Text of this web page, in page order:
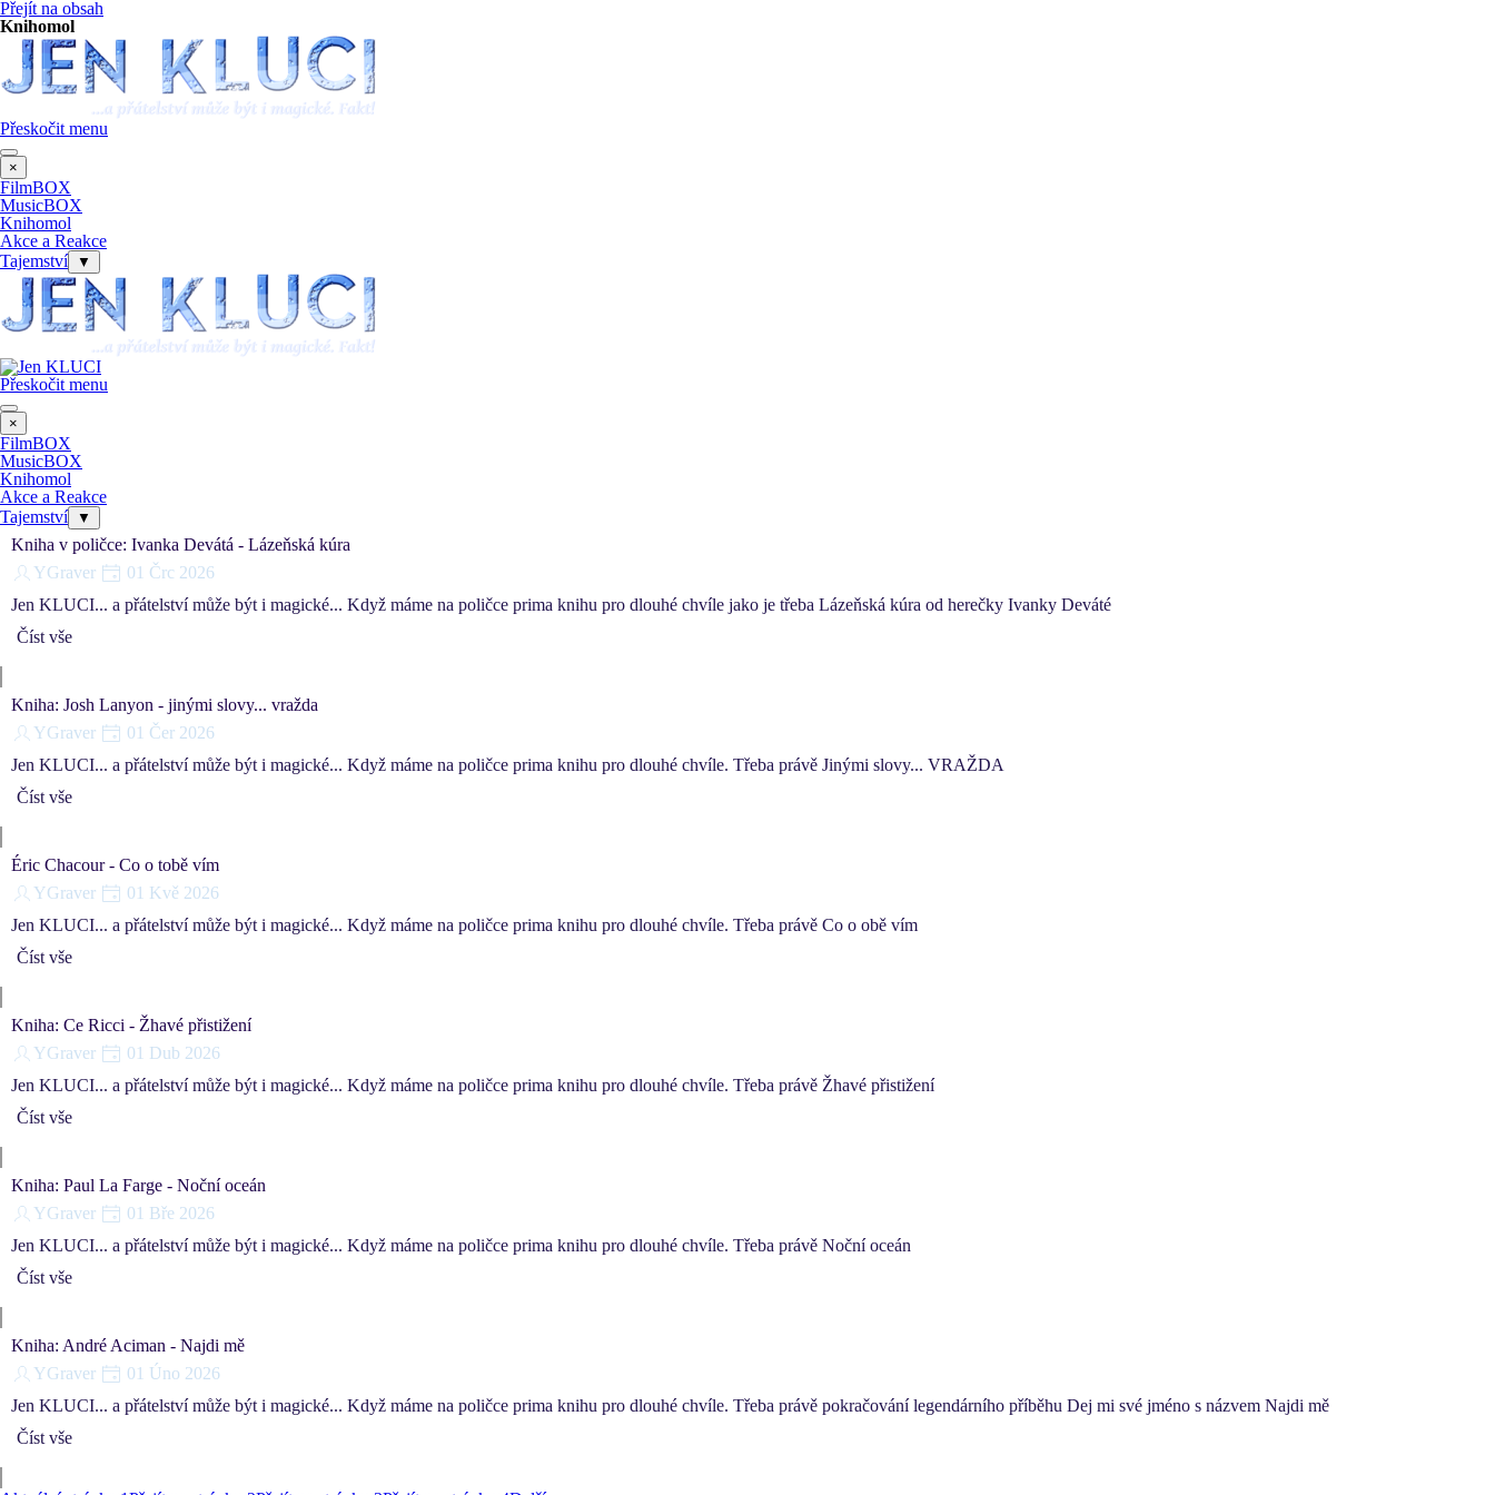
Přejít na obsah
Knihomol
Přeskočit menu
×
FilmBOX
MusicBOX
Knihomol
Akce a Reakce
Tajemství
▼
Přeskočit menu
×
FilmBOX
MusicBOX
Knihomol
Akce a Reakce
Tajemství
▼
Kniha v poličce: Ivanka Devátá - Lázeňská kúra
YGraver
01 Črc 2026
Jen KLUCI... a přátelství může být i magické... Když máme na poličce prima knihu pro dlouhé chvíle jako je třeba Lázeňská kúra od herečky Ivanky Deváté
Číst vše
Kniha: Josh Lanyon - jinými slovy... vražda
YGraver
01 Čer 2026
Jen KLUCI... a přátelství může být i magické... Když máme na poličce prima knihu pro dlouhé chvíle. Třeba právě Jinými slovy... VRAŽDA
Číst vše
Éric Chacour - Co o tobě vím
YGraver
01 Kvě 2026
Jen KLUCI... a přátelství může být i magické... Když máme na poličce prima knihu pro dlouhé chvíle. Třeba právě Co o obě vím
Číst vše
Kniha: Ce Ricci - Žhavé přistižení
YGraver
01 Dub 2026
Jen KLUCI... a přátelství může být i magické... Když máme na poličce prima knihu pro dlouhé chvíle. Třeba právě Žhavé přistižení
Číst vše
Kniha: Paul La Farge - Noční oceán
YGraver
01 Bře 2026
Jen KLUCI... a přátelství může být i magické... Když máme na poličce prima knihu pro dlouhé chvíle. Třeba právě Noční oceán
Číst vše
Kniha: André Aciman - Najdi mě
YGraver
01 Úno 2026
Jen KLUCI... a přátelství může být i magické... Když máme na poličce prima knihu pro dlouhé chvíle. Třeba právě pokračování legendárního příběhu Dej mi své jméno s názvem Najdi mě
Číst vše